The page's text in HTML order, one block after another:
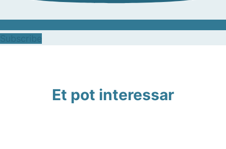
Et pot interessar